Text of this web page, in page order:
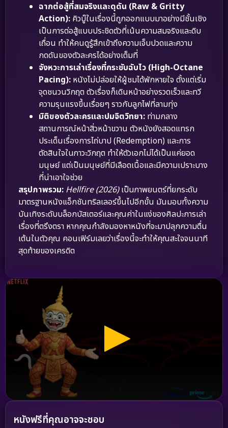
ฉากต่อสู้ที่สมจริงและดุดัน (Raw & Gritty
Action): คิวบู๊ในเรื่องนี้ถูกออกแบบมาอย่างมีชั้นเชิง
เป็นการต่อสู้แบบประชิดตัวที่เน้นความสมจริงและดิบ
เถื่อน ทำให้คนดูรู้สึกเข้าถึงความเจ็บปวดและความ
กดดันของตัวละครได้อย่างเต็มที่
จังหวะการเล่าเรื่องที่กระชับฉับไว (High-Octane
Pacing): หนังไม่ปล่อยให้ผู้ชมได้พักหายใจ ตั้งแต่เริ่ม
จุดชนวนวิกฤต ตัวเรื่องก็เดินหน้าอย่างรวดเร็วและทวี
ความรุนแรงขึ้นเรื่อยๆ ราวกับลูกไฟที่ลามทุ่ง
มิติของตัวละครและปมจิตวิทยา: ท่ามกลาง
สถานการณ์หน้าสิ่วหน้าขวาน ตัวหนังยังสอดแทรก
ประเด็นเรื่องการไถ่บาป (Redemption) และการ
ตัดสินใจในภาวะวิกฤต ทำให้ตัวเอกไม่ได้เป็นแค่ยอด
มนุษย์ แต่เป็นมนุษย์ที่มีเลือดเนื้อและมีความเปราะบาง
ที่น่าเอาใจช่วย
สรุปภาพรวม: Hellfire (2026)เป็นภาพยนตร์ที่ยกระดับ
มาตรฐานหนังแอ็กชันทริลเลอร์ขึ้นไปอีกขั้น มันมอบทั้งความ
บันเทิงระดับบล็อกบัสเตอร์และคุณค่าในแง่ของศิลปะการเล่า
เรื่องที่ตรึงตรา หากคุณกำลังมองหาหนังที่จะมาปลุกความตื่น
เต้นในตัวคุณ คอนเฟิร์มเลยว่าเรื่องนี้จะทำให้คุณสะใจจนนาที
สุดท้ายของเครดิต
หนังฟรีที่คุณอาจจะชอบ